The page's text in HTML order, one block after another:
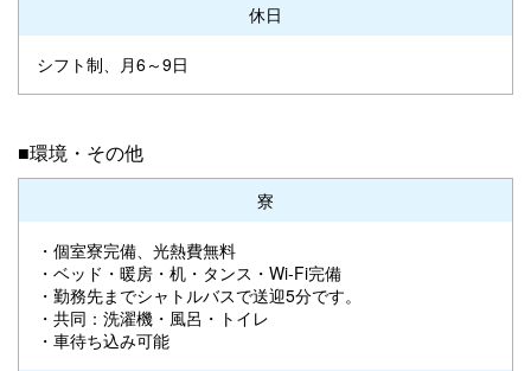
休日
シフト制、月6～9日
■環境・その他
寮
・個室寮完備、光熱費無料
・ベッド・暖房・机・タンス・Wi-Fi完備
・勤務先までシャトルバスで送迎5分です。
・共同：洗濯機・風呂・トイレ
・車待ち込み可能